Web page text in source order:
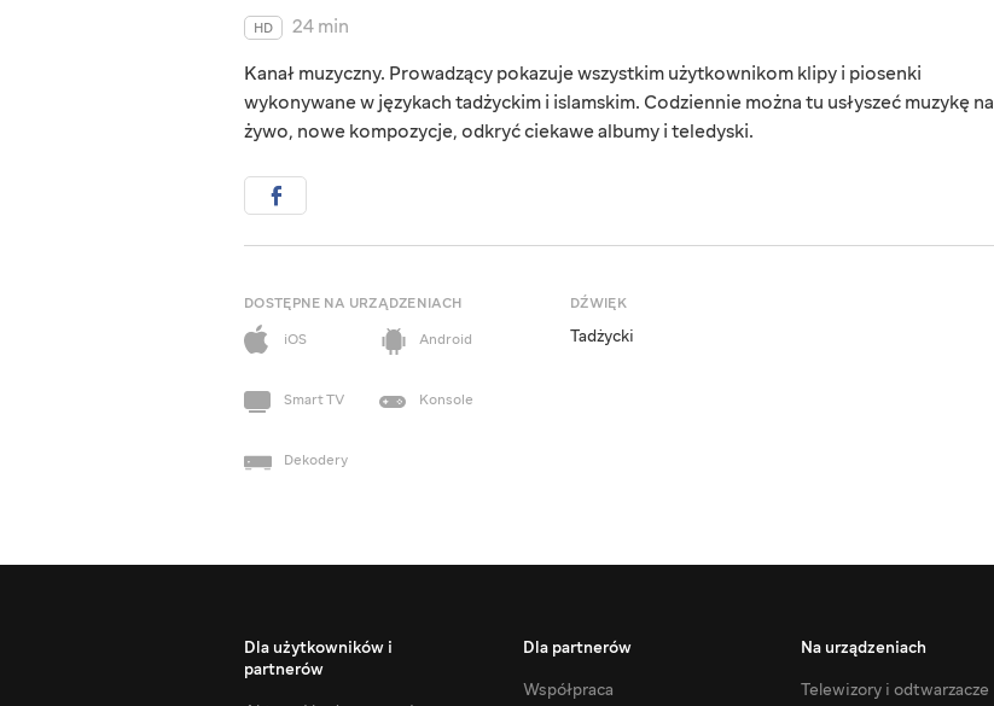
HD
24 min
Kanał muzyczny. Prowadzący pokazuje wszystkim użytkownikom klipy i piosenki
wykonywane w językach tadżyckim i islamskim. Codziennie można tu usłyszeć muzykę na
żywo, nowe kompozycje, odkryć ciekawe albumy i teledyski.
DOSTĘPNE NA URZĄDZENIACH
iOS
Android
Smart TV Konsole
Dekodery
DŹWIĘK
Tadżycki
Dla użytkowników i
partnerów
Dla partnerów
Współpraca
Na urządzeniach
Telewizory i odtwarzacze